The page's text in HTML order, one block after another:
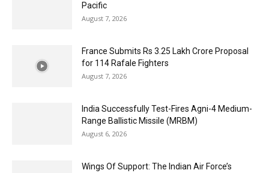
Pacific
August 7, 2026
France Submits Rs 3.25 Lakh Crore Proposal
for 114 Rafale Fighters
August 7, 2026
India Successfully Test-Fires Agni-4 Medium-
Range Ballistic Missile (MRBM)
August 6, 2026
Wings Of Support: The Indian Air Force’s